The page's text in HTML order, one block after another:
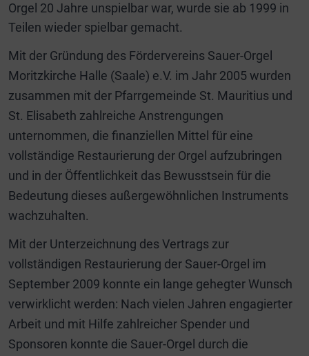
Orgel 20 Jahre unspielbar war, wurde sie ab 1999 in
Teilen wieder spielbar gemacht.
Mit der Gründung des Fördervereins Sauer-Orgel
Moritzkirche Halle (Saale) e.V. im Jahr 2005 wurden
zusammen mit der Pfarrgemeinde St. Mauritius und
St. Elisabeth zahlreiche Anstrengungen
unternommen, die finanziellen Mittel für eine
vollständige Restaurierung der Orgel aufzubringen
und in der Öffentlichkeit das Bewusstsein für die
Bedeutung dieses außergewöhnlichen Instruments
wachzuhalten.
Mit der Unterzeichnung des Vertrags zur
vollständigen Restaurierung der Sauer-Orgel im
September 2009 konnte ein lange gehegter Wunsch
verwirklicht werden: Nach vielen Jahren engagierter
Arbeit und mit Hilfe zahlreicher Spender und
Sponsoren konnte die Sauer-Orgel durch die